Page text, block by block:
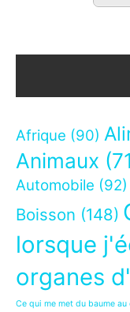
Afrique (90)
Animaux
Automobile (92)
Boisson (148)
lorsque
organes
Ce qui me met du baume